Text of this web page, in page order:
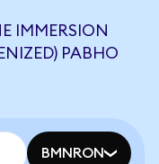
IMMERSION
РАВНО
BMNRON